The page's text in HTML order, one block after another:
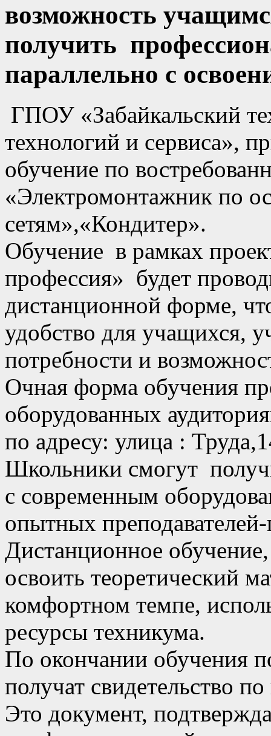
возможность
получить
параллельно с
ГПОУ «Забайкальский
технологий и сервиса»,
обучение по
«Электромонтажник по
сетям»,«Кондитер».
Обучение в рамках
профессия» будет
дистанционной форме,
удобство для учащихся,
потребности и
Очная форма обучения
оборудованных
по адресу: улица :
Школьники смогут
с современным
опытных
Дистанционное
освоить теоретический
комфортном темпе,
ресурсы техникума.
По окончании обучения
получат свидетельство
Это документ,